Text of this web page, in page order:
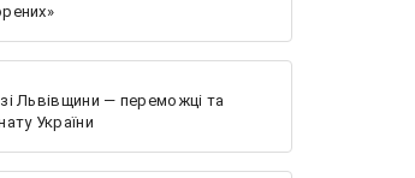
Львівщини — переможці та
України